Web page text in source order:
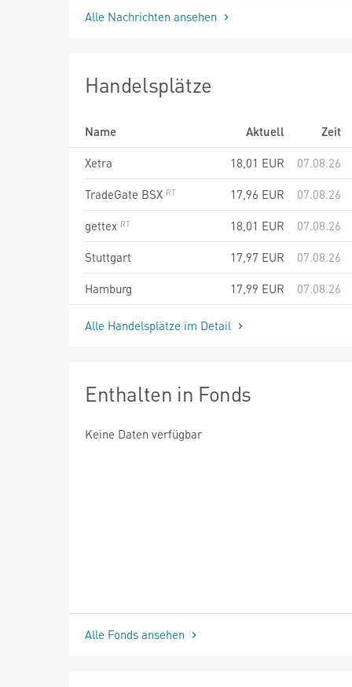
Alle Nachrichten ansehen
Handelsplätze
Name Aktuell
Zeit
Xetra
18,01 EUR
07.08.26
TradeGate BSX
17,96 EUR
07.08.26
gettex
18,01 EUR
07.08.26
Stuttgart
17,97 EUR
07.08.26
Hamburg
17,99 EUR 07.08.26
Alle Handelsplätze im Detail
Enthalten in Fonds
Keine Daten verfügbar
Alle Fonds ansehen